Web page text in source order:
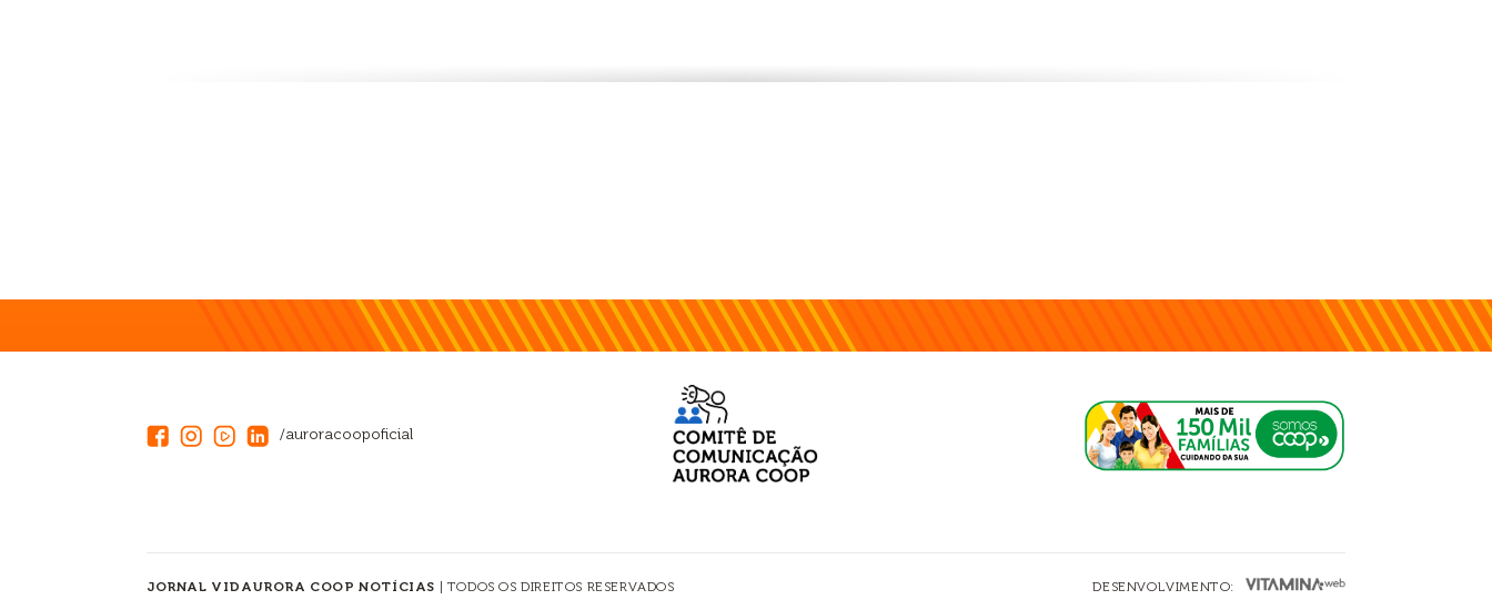
/auroracoopoficial
JORNAL VIDAURORA COOP NOTÍCIAS | TODOS OS DIREITOS RESERVADOS DESENVOLVIMENTO: